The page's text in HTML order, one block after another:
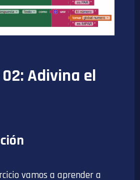
02: Adivina el
vamos a aprender a